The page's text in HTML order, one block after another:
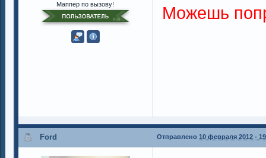
Маппер по вызову!
Можешь
Ford Отправлено 10 февраля 2012 -